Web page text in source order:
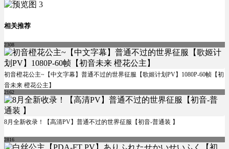
相关推荐
2308
初音橙花公主~【中文字幕】普通不过的世界征服【歌姬计划PV】1080P-60帧【初
音未来 橙花公主】
2162
8月全新收录！【高清PV】普通不过的世界征服【初音-普通装 】
2816